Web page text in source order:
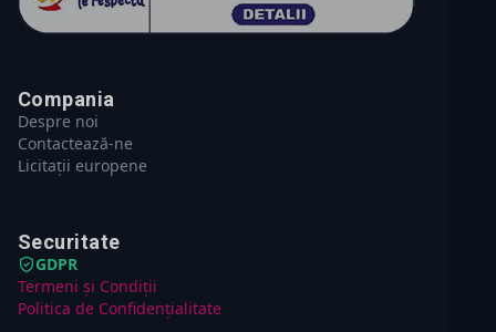
Compania
Despre noi
Contactează-ne
Licitații europene
Securitate
GDPR
Termeni și Condiții
Politica de Confidențialitate